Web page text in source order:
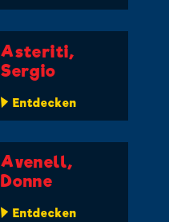
Asteriti,
Sergio
Entdecken
Avenell,
Donne
Entdecken